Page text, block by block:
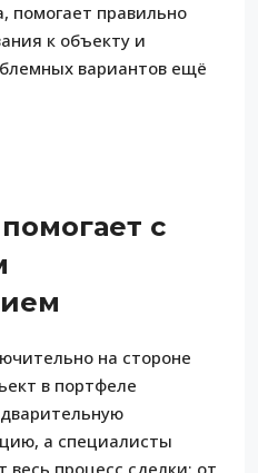
помогает правильно
к объекту и
вариантов ещё
с
на стороне
в портфеле
а специалисты